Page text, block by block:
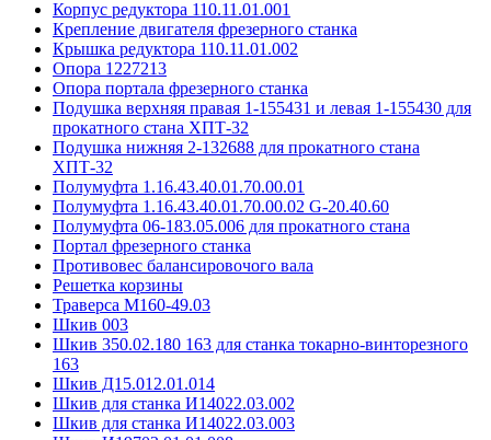
Корпус редуктора 110.11.01.001
Крепление двигателя фрезерного станка
Крышка редуктора 110.11.01.002
Опора 1227213
Опора портала фрезерного станка
Подушка верхняя правая 1-155431 и левая 1-155430 для
прокатного стана ХПТ-32
Подушка нижняя 2-132688 для прокатного стана
ХПТ-32
Полумуфта 1.16.43.40.01.70.00.01
Полумуфта 1.16.43.40.01.70.00.02 G-20.40.60
Полумуфта 06-183.05.006 для прокатного стана
Портал фрезерного станка
Противовес балансировочого вала
Решетка корзины
Траверса М160-49.03
Шкив 003
Шкив 350.02.180 163 для станка токарно-винторезного
163
Шкив Д15.012.01.014
Шкив для станка И14022.03.002
Шкив для станка И14022.03.003